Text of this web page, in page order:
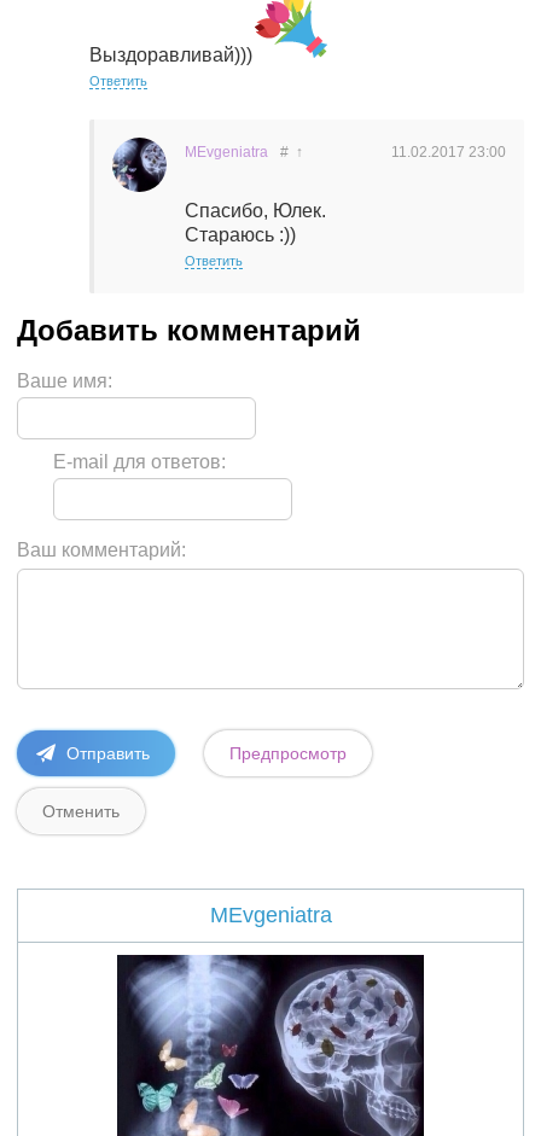
Выздоравливай)))
Ответить
MEvgeniatra 11.02.2017 23:00
# ↑
Спасибо, Юлек.
Стараюсь :))
Ответить
Ваше имя:
E-mail для ответов:
Ваш комментарий:
MEvgeniatra